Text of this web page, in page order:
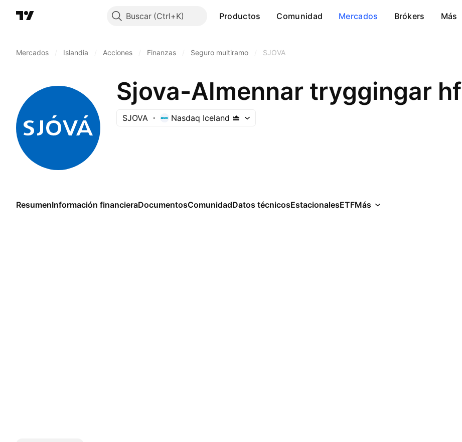
Buscar Productos Comunidad Mercados Brókers Más
Mercados Islandia Acciones Finanzas Seguro multiramo SJOVA
Sjova-Almennar tryggingar hf
SJOVA Nasdaq Iceland
ResumenInformación financieraDocumentosComunidadDatos técnicosEstacionalesETFMás